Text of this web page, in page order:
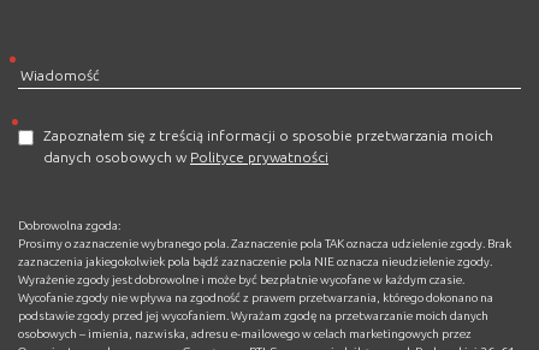
Zapoznałem się z treścią informacji o sposobie przetwarzania moich
danych osobowych w Polityce prywatności
Dobrowolna zgoda:
Prosimy o zaznaczenie wybranego pola. Zaznaczenie pola TAK oznacza udzielenie zgody. Brak
zaznaczenia jakiegokolwiek pola bądź zaznaczenie pola NIE oznacza nieudzielenie zgody.
Wyrażenie zgody jest dobrowolne i może być bezpłatnie wycofane w każdym czasie.
Wycofanie zgody nie wpływa na zgodność z prawem przetwarzania, którego dokonano na
podstawie zgody przed jej wycofaniem. Wyrażam zgodę na przetwarzanie moich danych
osobowych – imienia, nazwiska, adresu e-mailowego w celach marketingowych przez